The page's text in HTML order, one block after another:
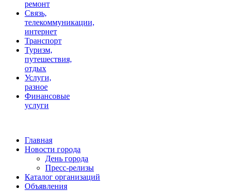
ремонт
Связь,
телекоммуникации,
интернет
Транспорт
Туризм,
путешествия,
отдых
Услуги,
разное
Финансовые
услуги
Главная
Новости города
День города
Пресс-релизы
Каталог организаций
Объявления